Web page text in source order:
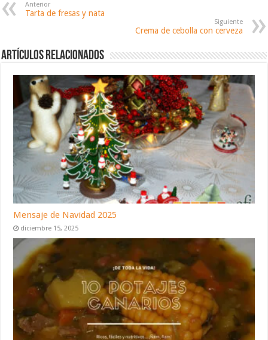
Anterior
Tarta de fresas y nata
Siguiente
Crema de cebolla con cerveza
Artículos relacionados
Mensaje de Navidad 2025
diciembre 15, 2025